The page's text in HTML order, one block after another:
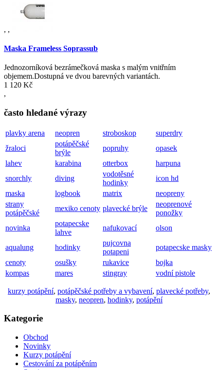
, ,
Maska Frameless Soprassub
Jednozorníková bezrámečková maska s malým vnitřním
objemem.Dostupná ve dvou barevných variantách.
1 120 Kč
,
často hledané výrazy
plavky arena neopren stroboskop
superdry
žraloci
potápěčské
brýle
popruhy
opasek
lahev
karabina otterbox
harpuna
snorchly
diving
vodotěsné
hodinky
icon hd
maska
logbook matrix
neopreny
strany
potápěčské
mexiko cenoty plavecké brýle
neoprenové
ponožky
novinka
potapecske
lahve
nafukovací olson
aqualung hodinky
pujcovna
potapeni
potapecske masky
cenoty
osušky rukavice
bojka
kompas
mares stingray vodní pistole
kurzy potápění, potápěčské potřeby a vybavení, plavecké potřeby,
masky, neopren, hodinky, potápění
Kategorie
Obchod
Novinky
Kurzy potápění
Cestování za potápěním